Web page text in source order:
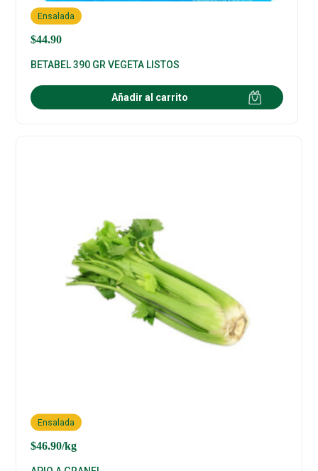
$44.90
Ensalada
BETABEL 390 GR VEGETA LISTOS
Añadir al carrito
$46.90/kg
Ensalada